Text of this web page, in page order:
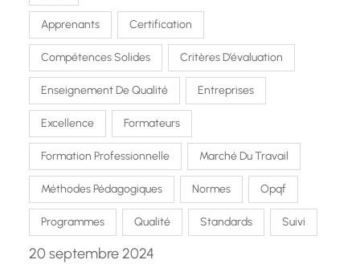
Apprenants Certification
Compétences Solides Critères D’évaluation
Enseignement De Qualité Entreprises
Excellence Formateurs
Formation Professionnelle Marché Du Travail
Méthodes Pédagogiques Normes Opqf
Programmes Qualité Standards Suivi
20 septembre 2024